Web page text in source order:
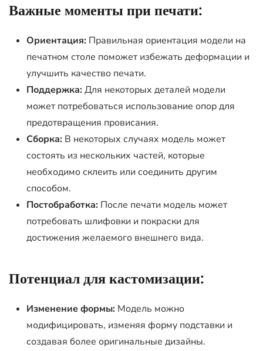
Важные моменты при печати:
Ориентация: Правильная ориентация модели на
печатном столе поможет избежать деформации и
улучшить качество печати.
Поддержка:Для некоторых деталей модели
может потребоваться использование опор для
предотвращения провисания.
Сборка: В некоторых случаях модель может
состоять из нескольких частей, которые
необходимо склеить или соединить другим
способом.
Постобработка: После печати модель может
потребовать шлифовки и покраски для
достижения желаемого внешнего вида.
Потенциал для кастомизации:
Изменение формы: Модель можно
модифицировать, изменяя форму подставки и
создавая более оригинальные дизайны.